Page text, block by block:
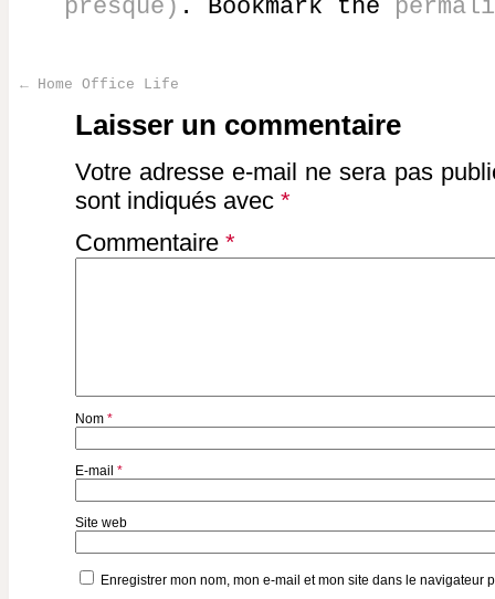
presque) . Bookmark the
← Home Office Life
Laisser un commentaire
Votre adresse e-mail ne sera pas
sont indiqués avec *
Commentaire *
Nom *
E-mail *
Site web
Enregistrer mon nom, mon e-mail et mon site dans le navigateur